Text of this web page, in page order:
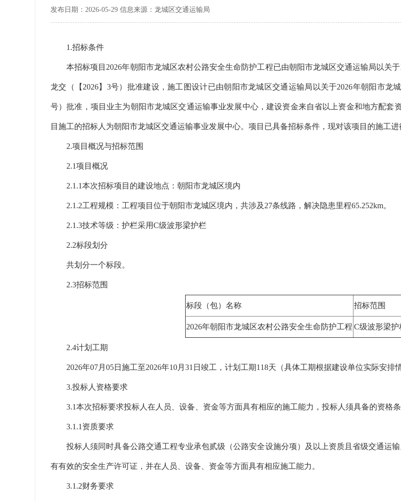
发布日期：2026-05-29 信息来源：龙城区交通运输局
1.招标条件
本招标项目2026年朝阳市龙城区农村公路安全生命防护工程已由朝阳市龙城区交通运输局以关
龙交（【2026】3号）批准建设，施工图设计已由朝阳市龙城区交通运输局以关于2026年朝阳市龙
号）批准，项目业主为朝阳市龙城区交通运输事业发展中心，建设资金来自省以上资金和地方配套
目施工的招标人为朝阳市龙城区交通运输事业发展中心。项目已具备招标条件，现对该项目的施工进
2.项目概况与招标范围
2.1项目概况
2.1.1本次招标项目的建设地点：朝阳市龙城区境内
2.1.2工程规模：工程项目位于朝阳市龙城区境内，共涉及27条线路，解决隐患里程65.252km。
2.1.3技术等级：护栏采用C级波形梁护栏
2.2标段划分
共划分一个标段。
2.3招标范围
标段（包）名称 招标范围
2026年朝阳市龙城区农村公路安全生命防护工程 C级波形梁护
2.4计划工期
2026年07月05日施工至2026年10月31日竣工，计划工期118天（具体工期根据建设单位实际安排
3.投标人资格要求
3.1本次招标要求投标人在人员、设备、资金等方面具有相应的施工能力，投标人须具备的资格条
3.1.1资质要求
投标人须同时具备公路交通工程专业承包贰级（公路安全设施分项）及以上资质且省级交通运
有有效的安全生产许可证，并在人员、设备、资金等方面具有相应施工能力。
3.1.2财务要求